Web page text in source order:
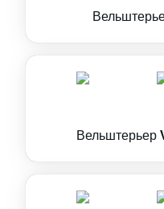
Вельштерьер